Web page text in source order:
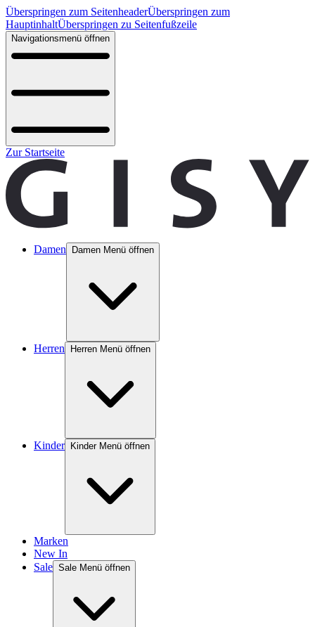
Überspringen zum SeitenheaderÜberspringen zum
HauptinhaltÜberspringen zu Seitenfußzeile
Navigationsmenü öffnen
Zur Startseite
Damen Damen Menü öffnen
Herren Herren Menü öffnen
Kinder Kinder Menü öffnen
Marken
New In
Sale Sale Menü öffnen